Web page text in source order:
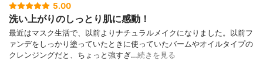
5.00
洗い上がりのしっとり肌に感動！
最近はマスク生活で、以前よりナチュラルメイクになりました。以前フ
ァンデをしっかり塗っていたときに使っていたバームやオイルタイプの
クレンジングだと、ちょっと強すぎ…続きを見る